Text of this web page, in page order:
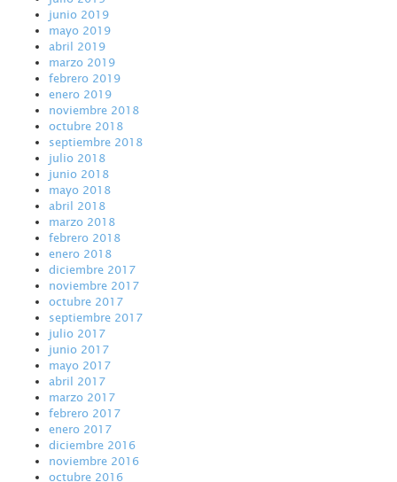
junio 2019
mayo 2019
abril 2019
marzo 2019
febrero 2019
enero 2019
noviembre 2018
octubre 2018
septiembre 2018
julio 2018
junio 2018
mayo 2018
abril 2018
marzo 2018
febrero 2018
enero 2018
diciembre 2017
noviembre 2017
octubre 2017
septiembre 2017
julio 2017
junio 2017
mayo 2017
abril 2017
marzo 2017
febrero 2017
enero 2017
diciembre 2016
noviembre 2016
octubre 2016